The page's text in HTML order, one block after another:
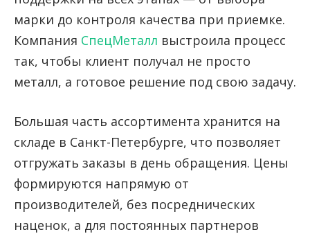
марки до контроля качества при приемке.
Компания СпецМеталл выстроила процесс
так, чтобы клиент получал не просто
металл, а готовое решение под свою задачу.
Большая часть ассортимента хранится на
складе в Санкт-Петербурге, что позволяет
отгружать заказы в день обращения. Цены
формируются напрямую от
производителей, без посреднических
наценок, а для постоянных партнеров